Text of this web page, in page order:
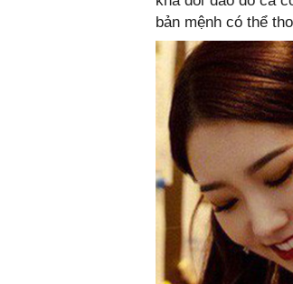
bản mệnh có thể